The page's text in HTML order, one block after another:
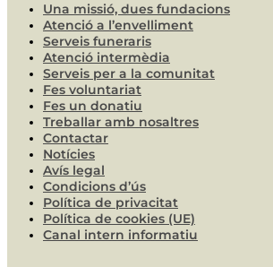
Una missió, dues fundacions
Atenció a l’envelliment
Serveis funeraris
Atenció intermèdia
Serveis per a la comunitat
Fes voluntariat
Fes un donatiu
Treballar amb nosaltres
Contactar
Notícies
Avís legal
Condicions d’ús
Política de privacitat
Política de cookies (UE)
Canal intern informatiu